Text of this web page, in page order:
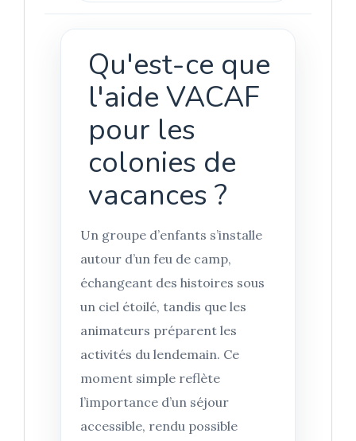
Qu'est-ce que
l'aide VACAF
pour les
colonies de
vacances ?
Un groupe d’enfants s’installe
autour d’un feu de camp,
échangeant des histoires sous
un ciel étoilé, tandis que les
animateurs préparent les
activités du lendemain. Ce
moment simple reflète
l’importance d’un séjour
accessible, rendu possible